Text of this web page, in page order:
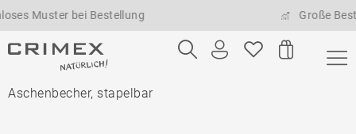
bei Bestellung Große
Aschenbecher, stapelbar